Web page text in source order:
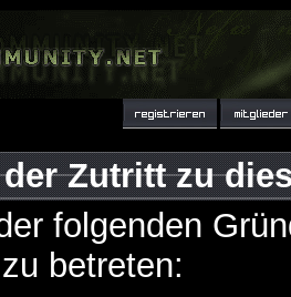
Zutritt zu
folgenden
betreten: